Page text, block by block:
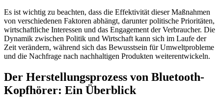
Es ist wichtig zu beachten, dass die Effektivität dieser Maßnahmen
von verschiedenen Faktoren abhängt, darunter politische Prioritäten,
wirtschaftliche Interessen und das Engagement der Verbraucher. Die
Dynamik zwischen Politik und Wirtschaft kann sich im Laufe der
Zeit verändern, während sich das Bewusstsein für Umweltprobleme
und die Nachfrage nach nachhaltigen Produkten weiterentwickeln.
Der Herstellungsprozess von Bluetooth-
Kopfhörer: Ein Überblick